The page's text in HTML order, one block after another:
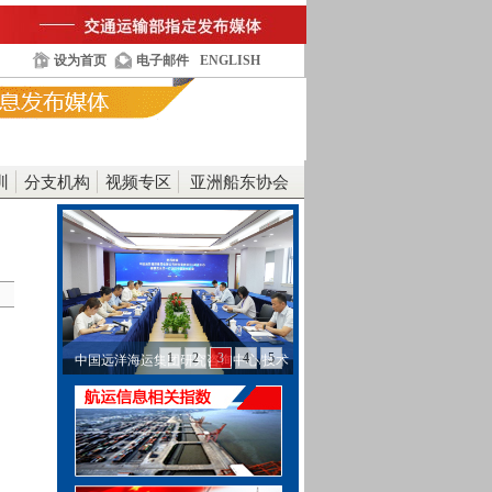
设为首页 电子邮件 ENGLISH
分支机构 视频专区 亚洲船东协会
中国远洋海运集团研究咨询中心/技术
中心主任裴晓东…
1 2 3 4 5